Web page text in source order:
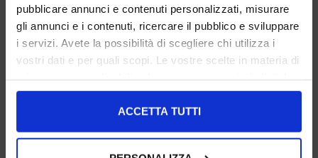
pubblicare annunci e contenuti personalizzati, misurare
gli annunci e i contenuti, ricercare il pubblico e sviluppare
i servizi. Avete la possibilità di scegliere chi utilizza i
vostri dati e per quali scopi. Le vostre scelte in materia di
in cui avete effettuato le vostre scelte. È possibile
modificare o revocare il proprio consenso in qualsiasi
momento dalla Dichiarazione sui cookie o facendo clic
ACCETTA TUTTI
TEILEN:
UNTERSTÜTZUNG:
DAS KÖNNTE DIR AUCH GEFALLEN...:
SALE UNSERE BESTSELLER UNSERE BESTSELLER